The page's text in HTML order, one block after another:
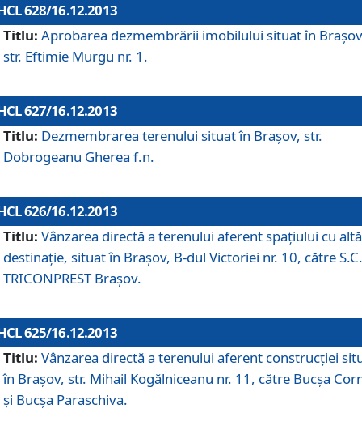
628/16.12.2013
Titlu: Aprobarea dezmembrării imobilului situat în
str. Eftimie Murgu nr. 1.
627/16.12.2013
Titlu: Dezmembrarea terenului situat în Braşov, str.
Dobrogeanu Gherea f.n.
626/16.12.2013
Titlu: Vânzarea directă a terenului aferent spaţiului cu altă
destinaţie, situat în Braşov, B-dul Victoriei nr. 10, către S.C.
TRICONPREST Braşov.
625/16.12.2013
Titlu: Vânzarea directă a terenului aferent construcţiei
în Braşov, str. Mihail Kogălniceanu nr. 11, către Bucşa
şi Bucşa Paraschiva.